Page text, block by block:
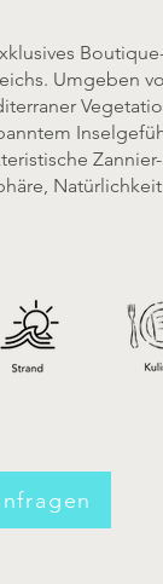
Umgeben